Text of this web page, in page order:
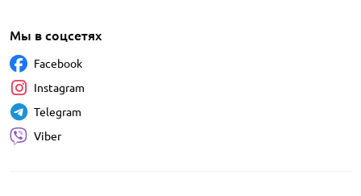
Мы в соцсетях
Facebook
Instagram
Telegram
Viber